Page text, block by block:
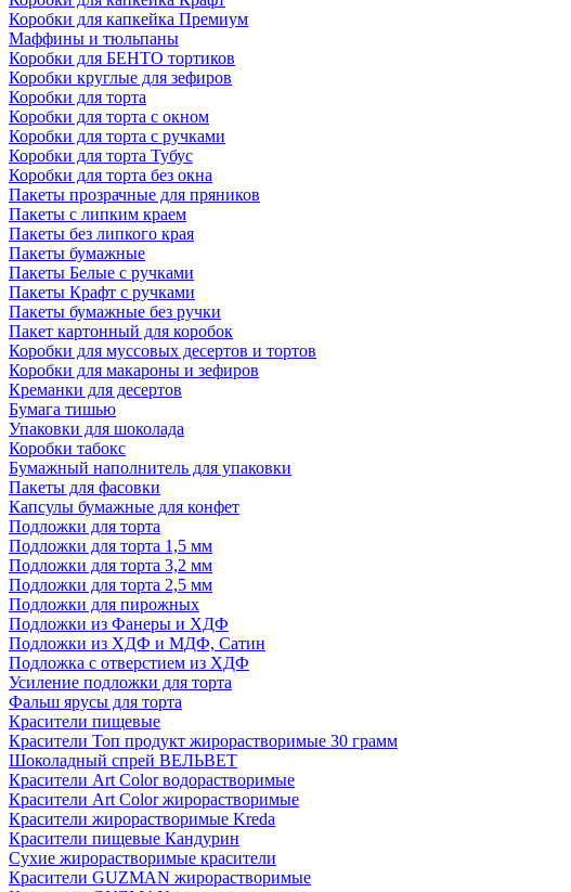
Коробки для капкейка Премиум
Маффины и тюльпаны
Коробки для БЕНТО тортиков
Коробки круглые для зефиров
Коробки для торта
Коробки для торта с окном
Коробки для торта с ручками
Коробки для торта Тубус
Коробки для торта без окна
Пакеты прозрачные для пряников
Пакеты с липким краем
Пакеты без липкого края
Пакеты бумажные
Пакеты Белые с ручками
Пакеты Крафт с ручками
Пакеты бумажные без ручки
Пакет картонный для коробок
Коробки для муссовых десертов и тортов
Коробки для макароны и зефиров
Креманки для десертов
Бумага тишью
Упаковки для шоколада
Коробки табокс
Бумажный наполнитель для упаковки
Пакеты для фасовки
Капсулы бумажные для конфет
Подложки для торта
Подложки для торта 1,5 мм
Подложки для торта 3,2 мм
Подложки для торта 2,5 мм
Подложки для пирожных
Подложки из Фанеры и ХДФ
Подложки из ХДФ и МДФ, Сатин
Подложка с отверстием из ХДФ
Усиление подложки для торта
Фальш ярусы для торта
Красители пищевые
Красители Топ продукт жирорастворимые 30 грамм
Шоколадный спрей ВЕЛЬВЕТ
Красители Art Color водорастворимые
Красители Art Color жирорастворимые
Красители жирорастворимые Kreda
Красители пищевые Кандурин
Сухие жирорастворимые красители
Красители GUZMAN жирорастворимые